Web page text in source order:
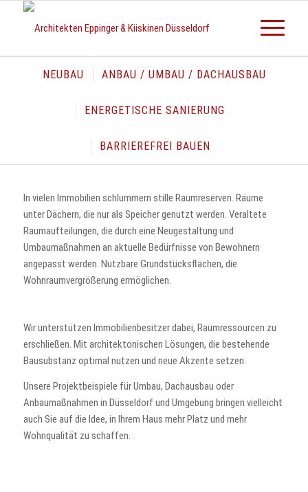
NEUBAU ANBAU / UMBAU / DACHAUSBAU
ENERGETISCHE SANIERUNG
BARRIEREFREI BAUEN
ANBAU, UMBAU ODER
DACHAUSBAU
In vielen Immobilien schlummern stille Raumreserven. Räume
unter Dächern, die nur als Speicher genutzt werden. Veraltete
Raumaufteilungen, die durch eine Neugestaltung und
Umbaumaßnahmen an aktuelle Bedürfnisse von Bewohnern
angepasst werden. Nutzbare Grundstücksflächen, die
Wohnraumvergrößerung ermöglichen.
Wir unterstützen Immobilienbesitzer dabei, Raumressourcen zu
erschließen. Mit architektonischen Lösungen, die bestehende
Bausubstanz optimal nutzen und neue Akzente setzen.
Unsere Projektbeispiele für Umbau, Dachausbau oder
Anbaumaßnahmen in Düsseldorf und Umgebung bringen vielleicht
auch Sie auf die Idee, in Ihrem Haus mehr Platz und mehr
Wohnqualität zu schaffen.